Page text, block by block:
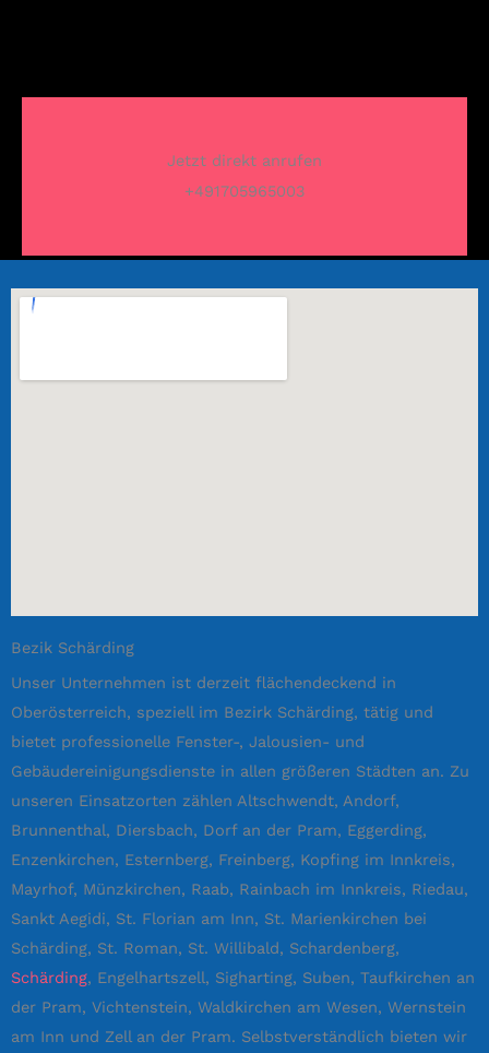
Jetzt direkt anrufen
+491705965003
Bezik Schärding
Unser Unternehmen ist derzeit flächendeckend in
Oberösterreich, speziell im Bezirk Schärding, tätig und
bietet professionelle Fenster-, Jalousien- und
Gebäudereinigungsdienste in allen größeren Städten an. Zu
unseren Einsatzorten zählen Altschwendt, Andorf,
Brunnenthal, Diersbach, Dorf an der Pram, Eggerding,
Enzenkirchen, Esternberg, Freinberg, Kopfing im Innkreis,
Mayrhof, Münzkirchen, Raab, Rainbach im Innkreis, Riedau,
Sankt Aegidi, St. Florian am Inn, St. Marienkirchen bei
Schärding, St. Roman, St. Willibald, Schardenberg,
Schärding, Engelhartszell, Sigharting, Suben, Taufkirchen an
der Pram, Vichtenstein, Waldkirchen am Wesen, Wernstein
am Inn und Zell an der Pram. Selbstverständlich bieten wir